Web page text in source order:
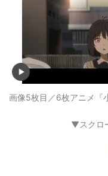
画像5枚目／6枚アニメ『
▼スクロ